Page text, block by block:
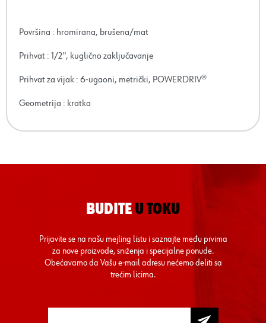
Površina : hromirana, brušena/mat
Prihvat : 1/2", kuglično zaključavanje
Prihvat za vijak : 6-ugaoni, metrički, POWERDRIV®
Geometrija : kratka
BUDITE U TOKU
Prijavite se na našu mejling listu i saznajte među prvima
za nove proizvode, sniženja i specijalne ponude.
Obećavamo da Vašu e-mail adresu nećemo deliti sa
trećim licima.